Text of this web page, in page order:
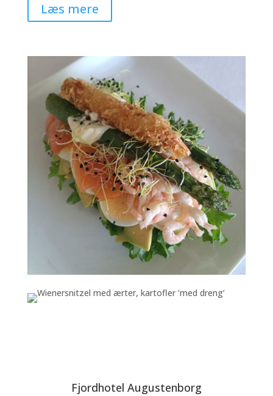
Læs mere
Fjordhotel Augustenborg